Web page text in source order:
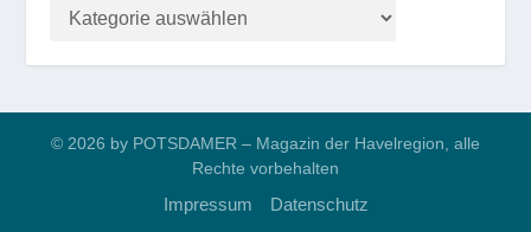
© 2026 by POTSDAMER – Magazin der Havelregion, alle
Rechte vorbehalten
Impressum Datenschutz